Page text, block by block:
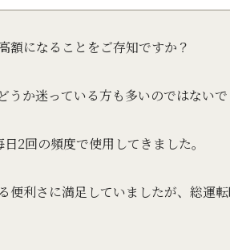
額になることをご存知ですか？
か迷っている方も多いのではないで
2回の頻度で使用してきました。
便利さに満足していましたが、総運